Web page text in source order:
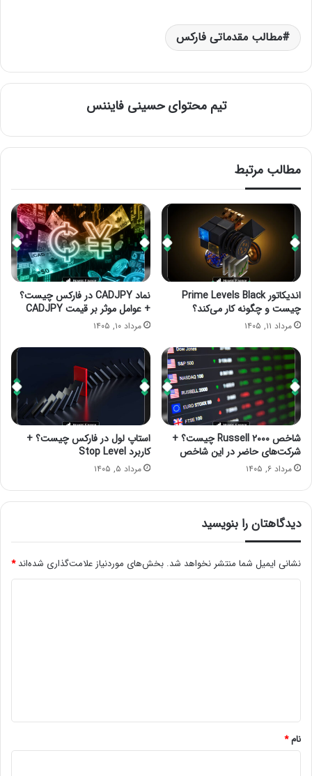
مطالب مقدماتی فارکس
تیم محتوای حسینی‌ فایننس
مطالب مرتبط
اندیکاتور Prime Levels Black
چیست و چگونه کار می‌کند؟
مرداد ۱۱, ۱۴۰۵
نماد CADJPY در فارکس چیست؟
+ عوامل موثر بر قیمت CADJPY
مرداد ۱۰, ۱۴۰۵
شاخص Russell ۲۰۰۰ چیست؟ +
شرکت‌های حاضر در این شاخص
مرداد ۶, ۱۴۰۵
استاپ لول در فارکس چیست؟ +
کاربرد Stop Level
مرداد ۵, ۱۴۰۵
دیدگاهتان را بنویسید
نشانی ایمیل شما منتشر نخواهد شد. بخش‌های موردنیاز علامت‌گذاری شده‌اند*
نام*